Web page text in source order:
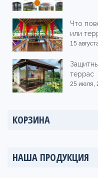
Что
или
15
террас
25 июля,
КОРЗИНА
НАША ПРОДУКЦИЯ